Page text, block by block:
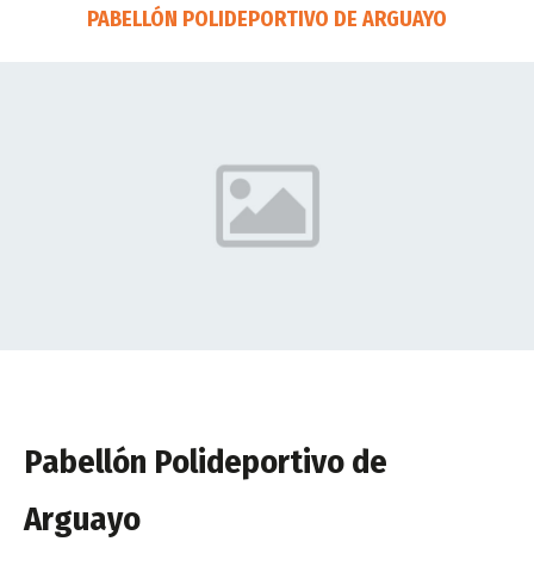
PABELLÓN POLIDEPORTIVO DE ARGUAYO
Pabellón Polideportivo de
Arguayo